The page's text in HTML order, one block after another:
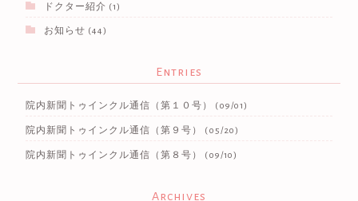
ドクター紹介 (1)
お知らせ (44)
Entries
院内新聞トゥインクル通信（第１０号） (09/01)
院内新聞トゥインクル通信（第９号） (05/20)
院内新聞トゥインクル通信（第８号） (09/10)
Archives